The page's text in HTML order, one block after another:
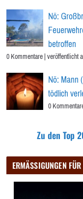
Nö:
betroffen
0 Kommentare|veröffentlicht
Nö: Mann
tödlich
0
Zu den Top
ERMÄSSIGUNGEN